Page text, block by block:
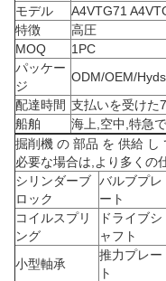
モデル
A4VTG71
特徴
高圧
MOQ
1PC
パッケー
ジ
ODM/OEM/
配達時間 支払いを受けた
船舶
海上,空中,特急
掘削機 の 部品 を 供給 し
必要な場合は,より多くの
シリンダーブ
ロック
バルブプレ
ート
コイルスプリ
ング
ドライブシ
ャフト
小型軸承
推力プレー
ト